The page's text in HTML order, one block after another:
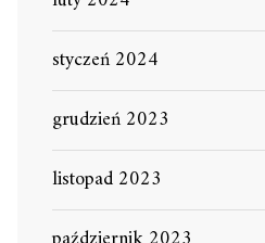
styczeń 2024
grudzień 2023
listopad 2023